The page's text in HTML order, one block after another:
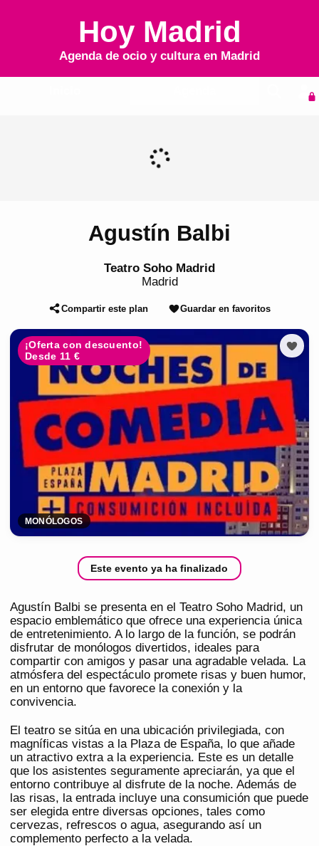
Hoy Madrid
Agenda de ocio y cultura en Madrid
Agustín Balbi
Teatro Soho Madrid
Madrid
Compartir este plan Guardar en favoritos
¡Oferta con descuento!
Desde 11 €
MONÓLOGOS
Este evento ya ha finalizado
Agustín Balbi se presenta en el Teatro Soho Madrid, un
espacio emblemático que ofrece una experiencia única
de entretenimiento. A lo largo de la función, se podrán
disfrutar de monólogos divertidos, ideales para
compartir con amigos y pasar una agradable velada. La
atmósfera del espectáculo promete risas y buen humor,
en un entorno que favorece la conexión y la
convivencia.
El teatro se sitúa en una ubicación privilegiada, con
magníficas vistas a la Plaza de España, lo que añade
un atractivo extra a la experiencia. Este es un detalle
que los asistentes seguramente apreciarán, ya que el
entorno contribuye al disfrute de la noche. Además de
las risas, la entrada incluye una consumición que puede
ser elegida entre diversas opciones, tales como
cervezas, refrescos o agua, asegurando así un
complemento perfecto a la velada.